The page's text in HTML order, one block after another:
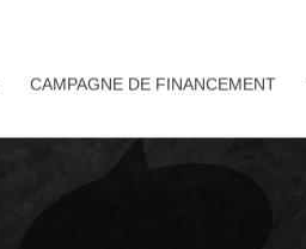
CAMPAGNE DE FINANCEMENT